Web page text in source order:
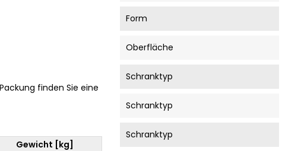
finden Sie eine
Gewicht [kg]
Form
Oberfläche
Schranktyp
Schranktyp
Schranktyp